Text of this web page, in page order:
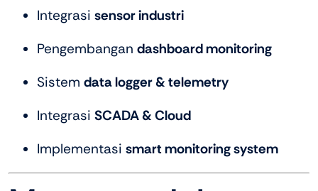
Integrasi sensor industri
Pengembangan dashboard monitoring
Sistem data logger & telemetry
Integrasi SCADA & Cloud
Implementasi smart monitoring system